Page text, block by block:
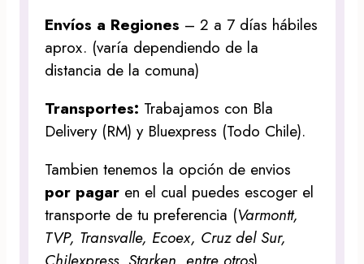
Envíos a Regiones – 2 a 7 días hábiles
aprox. (varía dependiendo de la
distancia de la comuna)
Transportes: Trabajamos con Bla
Delivery (RM) y Bluexpress (Todo Chile).
Tambien tenemos la opción de envios
por pagar en el cual puedes escoger el
transporte de tu preferencia (Varmontt,
TVP, Transvalle, Ecoex, Cruz del Sur,